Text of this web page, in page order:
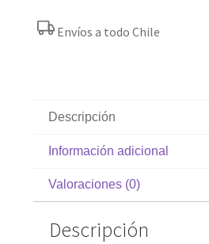
Envíos a todo Chile
Descripción
Información adicional
Valoraciones (0)
Descripción